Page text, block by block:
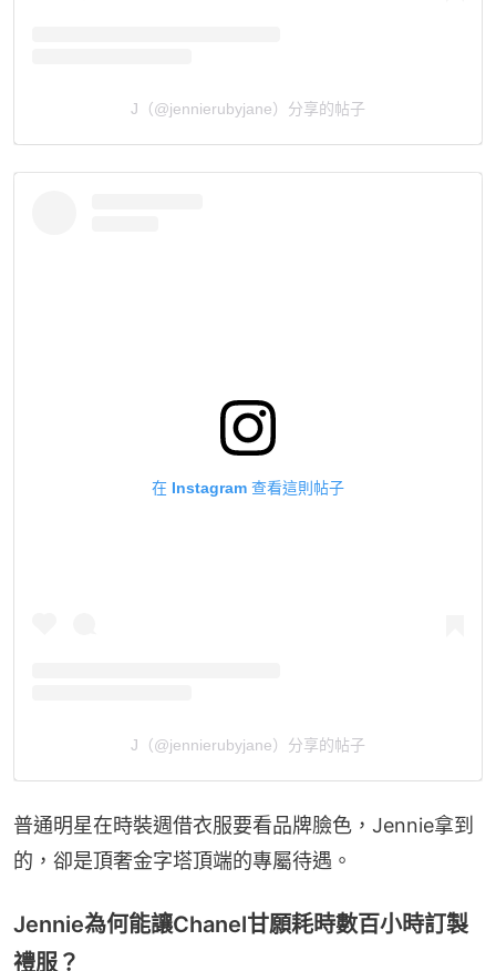
J（@jennierubyjane）分享的帖子
在 Instagram 查看這則帖子
J（@jennierubyjane）分享的帖子
普通明星在時裝週借衣服要看品牌臉色，Jennie拿到
的，卻是頂奢金字塔頂端的專屬待遇。
Jennie為何能讓Chanel甘願耗時數百小時訂製
禮服？